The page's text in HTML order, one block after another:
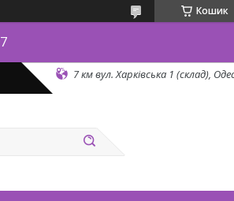
Кошик
7 км вул. Харківська 1 (склад),